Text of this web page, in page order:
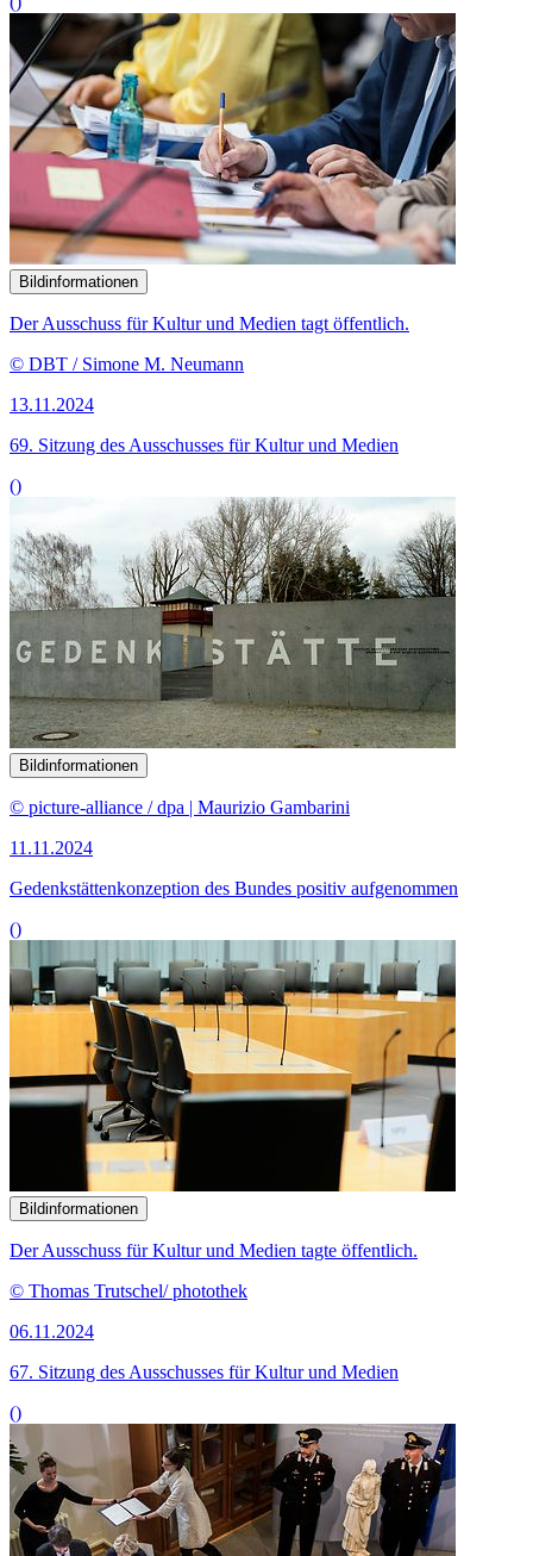
Bildinformationen
Der Ausschuss für Kultur und Medien tagt öffentlich.
© DBT / Simone M. Neumann
13.11.2024
69. Sitzung des Ausschusses für Kultur und Medien
()
Bildinformationen
© picture-alliance / dpa | Maurizio Gambarini
11.11.2024
Gedenkstättenkonzeption des Bundes positiv aufgenommen
()
Bildinformationen
Der Ausschuss für Kultur und Medien tagte öffentlich.
© Thomas Trutschel/ photothek
06.11.2024
67. Sitzung des Ausschusses für Kultur und Medien
()